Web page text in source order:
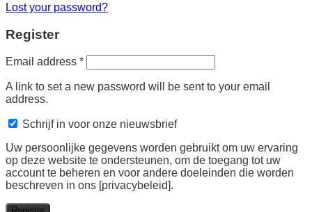
Lost your password?
Register
Email address *Required
A link to set a new password will be sent to your email
address.
Schrijf in voor onze nieuwsbrief
Uw persoonlijke gegevens worden gebruikt om uw ervaring
op deze website te ondersteunen, om de toegang tot uw
account te beheren en voor andere doeleinden die worden
beschreven in ons [privacybeleid].